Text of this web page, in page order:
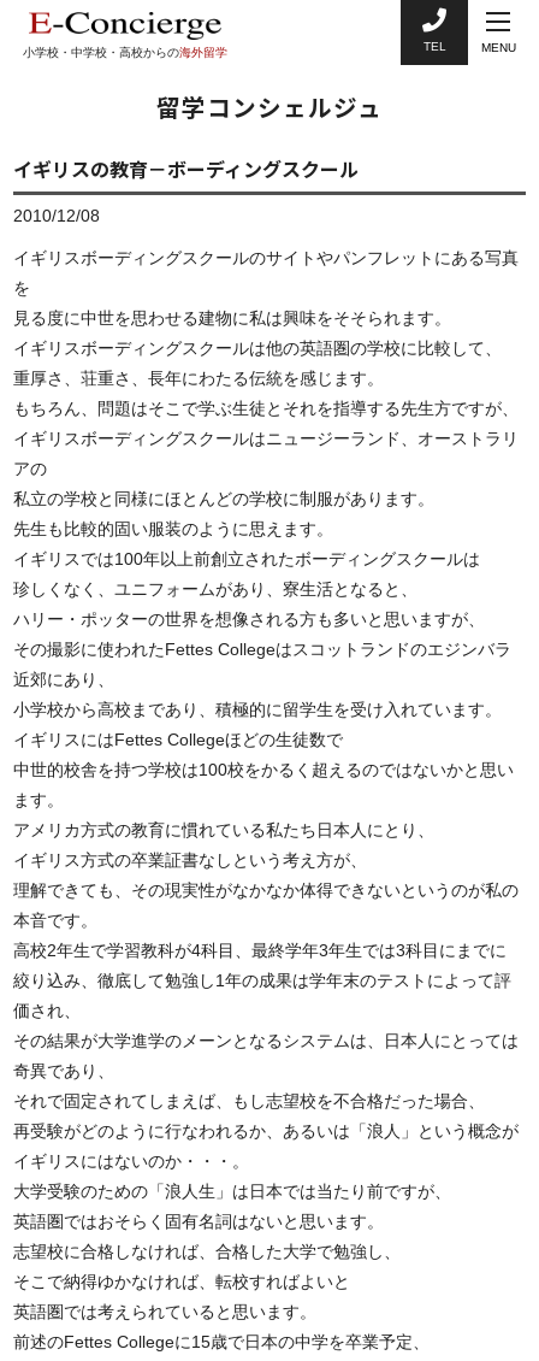
小学校・中学校・高校からの海外留学 TEL MENU
留学コンシェルジュ
イギリスの教育－ボーディングスクール
2010/12/08
イギリスボーディングスクールのサイトやパンフレットにある写真
を
見る度に中世を思わせる建物に私は興味をそそられます。
イギリスボーディングスクールは他の英語圏の学校に比較して、
重厚さ、荘重さ、長年にわたる伝統を感じます。
もちろん、問題はそこで学ぶ生徒とそれを指導する先生方ですが、
イギリスボーディングスクールはニュージーランド、オーストラリ
アの
私立の学校と同様にほとんどの学校に制服があります。
先生も比較的固い服装のように思えます。
イギリスでは100年以上前創立されたボーディングスクールは
珍しくなく、ユニフォームがあり、寮生活となると、
ハリー・ポッターの世界を想像される方も多いと思いますが、
その撮影に使われたFettes Collegeはスコットランドのエジンバラ
近郊にあり、
小学校から高校まであり、積極的に留学生を受け入れています。
イギリスにはFettes Collegeほどの生徒数で
中世的校舎を持つ学校は100校をかるく超えるのではないかと思い
ます。
アメリカ方式の教育に慣れている私たち日本人にとり、
イギリス方式の卒業証書なしという考え方が、
理解できても、その現実性がなかなか体得できないというのが私の
本音です。
高校2年生で学習教科が4科目、最終学年3年生では3科目にまでに
絞り込み、徹底して勉強し1年の成果は学年末のテストによって評
価され、
その結果が大学進学のメーンとなるシステムは、日本人にとっては
奇異であり、
それで固定されてしまえば、もし志望校を不合格だった場合、
再受験がどのように行なわれるか、あるいは「浪人」という概念が
イギリスにはないのか・・・。
大学受験のための「浪人生」は日本では当たり前ですが、
英語圏ではおそらく固有名詞はないと思います。
志望校に合格しなければ、合格した大学で勉強し、
そこで納得ゆかなければ、転校すればよいと
英語圏では考えられていると思います。
前述のFettes Collegeに15歳で日本の中学を卒業予定、